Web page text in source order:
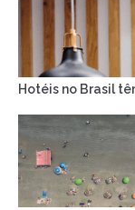
Hotéis no Brasil